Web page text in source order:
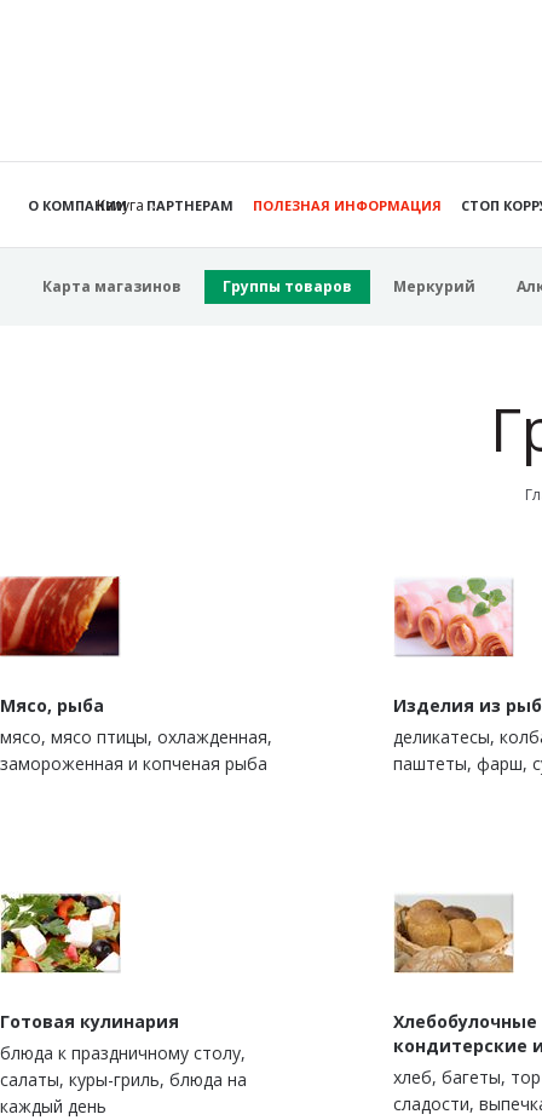
Калуга
О КОМПАНИИ ПАРТНЕРАМ ПОЛЕЗНАЯ ИНФОРМАЦИЯ СТОП
Карта магазинов Группы товаров Меркурий
Мясо, рыба
мясо, мясо птицы, охлажденная,
замороженная и копченая рыба
Изделия из
деликатесы,
паштеты, фарш,
Готовая кулинария
блюда к праздничному столу,
салаты, куры-гриль, блюда на
каждый день
Хлебобулочные
кондитерские
xлеб, багеты,
сладости,